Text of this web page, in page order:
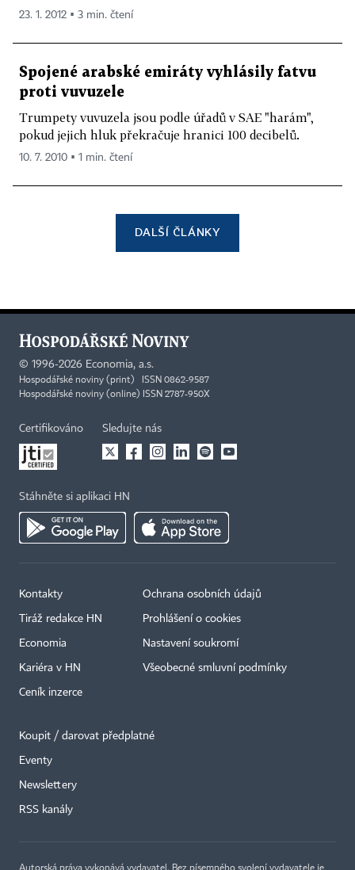
23. 1. 2012 ▪ 3 min. čtení
Spojené arabské emiráty vyhlásily fatvu
proti vuvuzele
Trumpety vuvuzela jsou podle úřadů v SAE "harám",
pokud jejich hluk překračuje hranici 100 decibelů.
10. 7. 2010 ▪ 1 min. čtení
DALŠÍ ČLÁNKY
© 1996-2026 Economia, a.s.
Hospodářské noviny (print) ISSN 0862-9587
Hospodářské noviny (online) ISSN 2787-950X
Certifikováno Sledujte nás
Stáhněte si aplikaci HN
Kontakty
Tiráž redakce HN
Economia
Kariéra v HN
Ceník inzerce
Ochrana osobních údajů
Prohlášení o cookies
Nastavení soukromí
Všeobecné smluvní podmínky
Koupit / darovat předplatné
Eventy
Newslettery
RSS kanály